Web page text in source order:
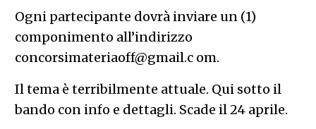
Ogni partecipante dovrà inviare un (1)
componimento all’indirizzo
concorsimateriaoff@gmail.c om.
Il tema è terribilmente attuale. Qui sotto il
bando con info e dettagli. Scade il 24 aprile.